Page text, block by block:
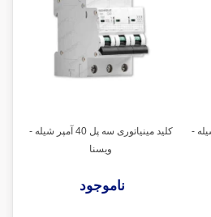
32 آمپر شیله -
کلید مینیاتوری سه پل 40 آمپر شیله -
ویسنا
ناموجود